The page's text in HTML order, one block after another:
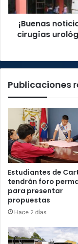
urológicas
para
pacientes
espera
¡Buenas
cirugías
Publicaciones
Estudiantes de
tendrán foro
para presentar
propuestas
Hace 2 días